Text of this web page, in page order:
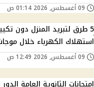
5 طرق لتبريد المنزل دون
استهلاك الكهرباء خلال